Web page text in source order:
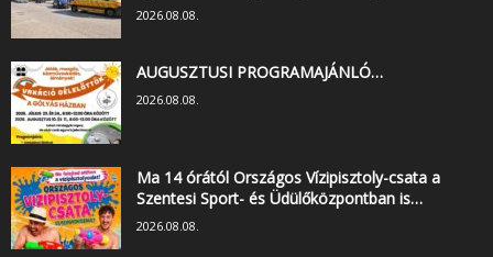
2026.08.08.
AUGUSZTUSI PROGRAMAJÁNLÓ…
2026.08.08.
Ma 14 órától Országos Vízipisztoly-csata a
Szentesi Sport- és Üdülőközpontban is…
2026.08.08.